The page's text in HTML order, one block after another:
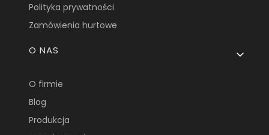
Polityka prywatności
Zamówienia hurtowe
O NAS
O firmie
Blog
Produkcja